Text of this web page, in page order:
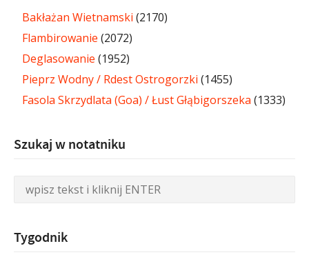
Bakłażan Wietnamski (2170)
Flambirowanie (2072)
Deglasowanie (1952)
Pieprz Wodny / Rdest Ostrogorzki (1455)
Fasola Skrzydlata (Goa) / Łust Głąbigorszeka (1333)
Szukaj w notatniku
Tygodnik